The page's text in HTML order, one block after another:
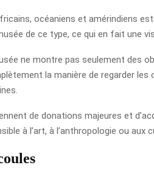
océaniens et amérindiens
de ce type, ce qui en fait une
ne montre pas seulement des
la manière de regarder
de donations majeures et
à l’art, à l’anthropologie ou